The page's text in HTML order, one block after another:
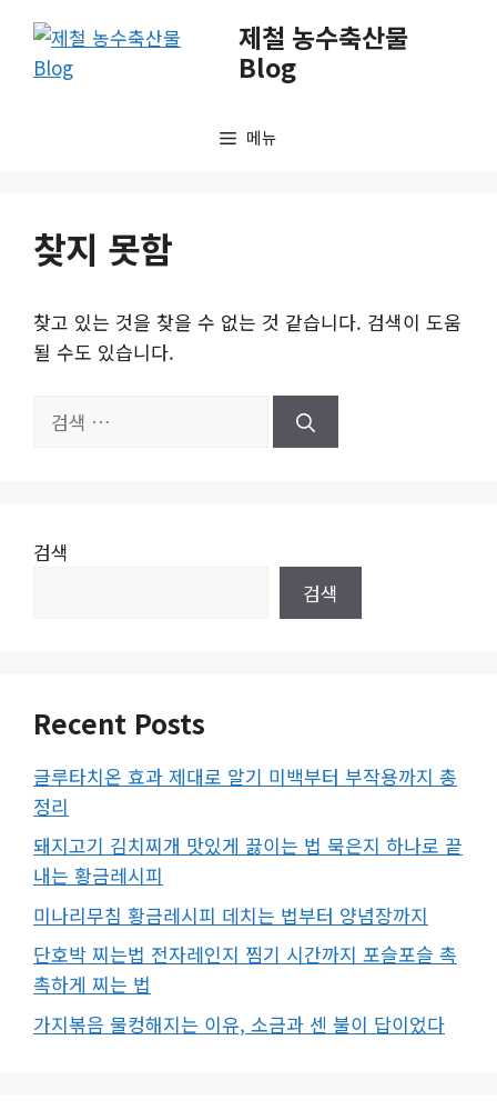
제철 농수축산물
Blog
메뉴
찾지 못함
찾고 있는 것을 찾을 수 없는 것 같습니다. 검색이 도움
될 수도 있습니다.
색:
검색
검색
Recent Posts
글루타치온 효과 제대로 알기 미백부터 부작용까지 총
정리
돼지고기 김치찌개 맛있게 끓이는 법 묵은지 하나로 끝
내는 황금레시피
미나리무침 황금레시피 데치는 법부터 양념장까지
단호박 찌는법 전자레인지 찜기 시간까지 포슬포슬 촉
촉하게 찌는 법
가지볶음 물컹해지는 이유, 소금과 센 불이 답이었다